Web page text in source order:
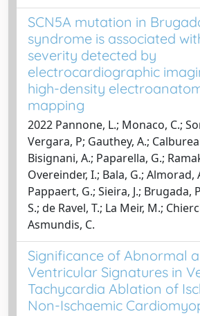
SCN5A mutation in
syndrome is associated
severity detected by
electrocardiographic
high-density
mapping
2022 Pannone, L.; Monaco, C.;
Vergara, P; Gauthey, A.;
Bisignani, A.; Paparella, G.;
Overeinder, I.; Bala, G.; Almorad,
Pappaert, G.; Sieira, J.; Brugada,
S.; de Ravel, T.; La Meir, M.;
Asmundis, C.
Significance of Abnormal
Ventricular Signatures in
Tachycardia Ablation of
Non-Ischaemic